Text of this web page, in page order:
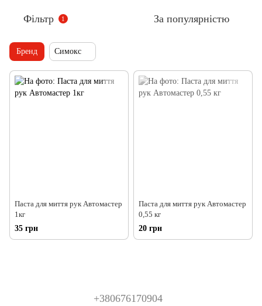
Фільтр 1 За популярністю
Бренд Симокс
Паста для миття рук Автомастер
1кг
35 грн
Паста для миття рук Автомастер
0,55 кг
20 грн
+380676170904